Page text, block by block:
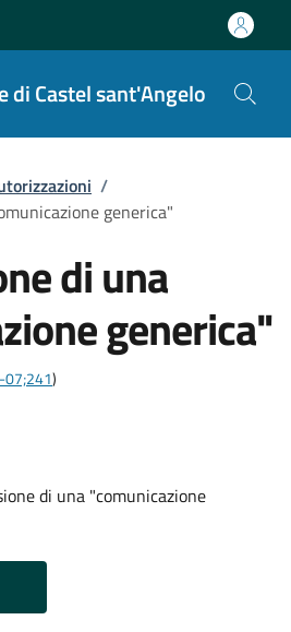
di Castel sant'Angelo
/
generica"
di una
generica"
)
di una "comunicazione